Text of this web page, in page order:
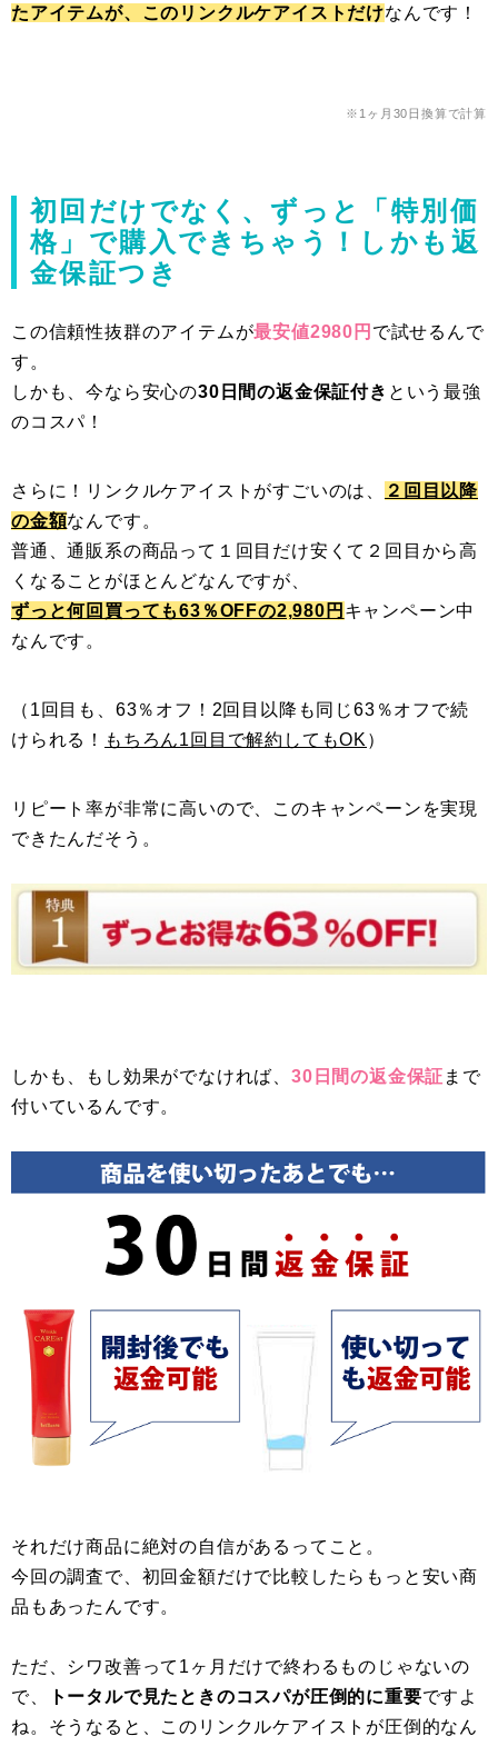
たアイテムが、このリンクルケアイストだけなんです！
※1ヶ月30日換算で計算
初回だけでなく、ずっと「特別価
格」で購入できちゃう！しかも返
金保証つき
この信頼性抜群のアイテムが最安値2980円 で試せるんで
す。
しかも、今なら安心の30日間の返金保証付き という最強
のコスパ！
さらに！リンクルケアイストがすごいのは、
２回目以降
の金額なんです。
普通、通販系の商品って１回目だけ安くて２回目から高
くなることがほとんどなんですが、
ずっと何回買っても63％OFFの2,980円 キャンペーン中
なんです。
（1回目も、63％オフ！2回目以降も同じ63％オフで続
けられる！
もちろん1回目で解約してもOK ）
リピート率が非常に高いので、このキャンペーンを実現
できたんだそう。
しかも、もし効果がでなければ、 30日間の返金保証 まで
付いているんです。
それだけ商品に絶対の自信があるってこと。
今回の調査で、初回金額だけで比較したらもっと安い商
品もあったんです。
ただ、シワ改善って1ヶ月だけで終わるものじゃないの
で、
トータルで見たときのコスパが圧倒的に重要ですよ
ね。そうなると、このリンクルケアイストが圧倒的なん